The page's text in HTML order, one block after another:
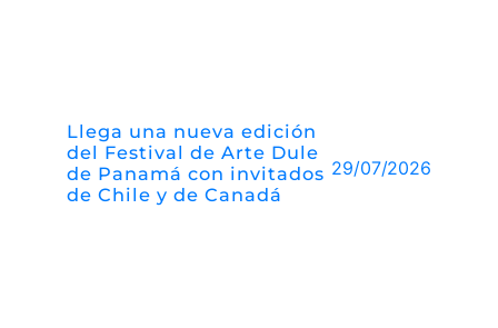
Llega una nueva edición
del Festival de Arte Dule
de Panamá con invitados
de Chile y de Canadá
29/07/2026